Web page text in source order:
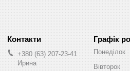
+380 (63) 207-23-41
Ирина
Графік
Понеділок
Вівторок